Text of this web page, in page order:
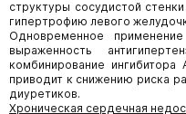
структуры сосудистой
гипертрофию левого
Одновременное
выраженность
комбинирование
приводит к снижению риска
диуретиков.
Хроническая сердечная